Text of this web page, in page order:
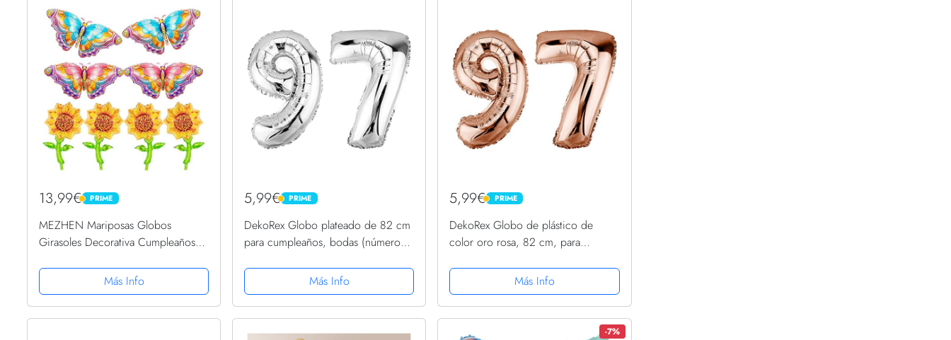
13,99€ PRIME
PRIME
MEZHEN Mariposas Globos
Girasoles Decorativa Cumpleaños
de Verano Globos Niña 8 Piezas
Más Info
5,99€ PRIME
PRIME
DekoRex Globo plateado de 82 cm
para cumpleaños, bodas (número
Más Info
5,99€ PRIME
PRIME
DekoRex Globo de plástico de
color oro rosa, 82 cm, para
Más Info
-7%